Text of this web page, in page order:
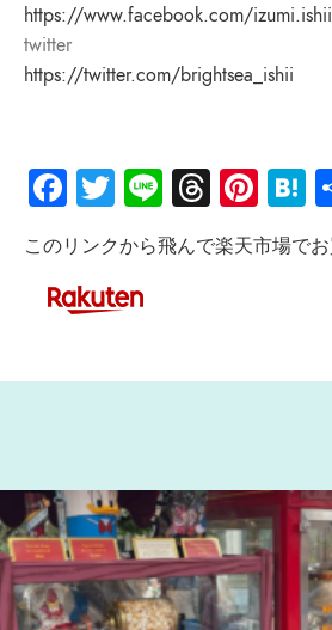
https://www.facebook.com/
twitter
https://twitter.com/brightsea_ishii
Facebook
Twitter
Line
このリンクから飛んで楽天市場で